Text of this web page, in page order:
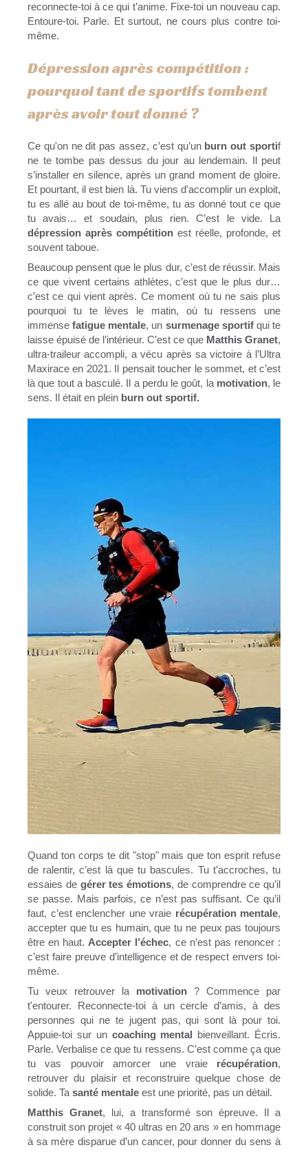
reconnecte-toi à ce qui t’anime. Fixe-toi un nouveau cap.
Entoure-toi. Parle. Et surtout, ne cours plus contre toi-
même.
Dépression après compétition :
pourquoi tant de sportifs tombent
après avoir tout donné ?
Ce qu'on ne dit pas assez, c’est qu’un burn out sportif
ne te tombe pas dessus du jour au lendemain. Il peut
s’installer en silence, après un grand moment de gloire.
Et pourtant, il est bien là. Tu viens d'accomplir un exploit,
tu es allé au bout de toi-même, tu as donné tout ce que
tu avais… et soudain, plus rien. C’est le vide. La
dépression après compétition est réelle, profonde, et
souvent taboue.
Beaucoup pensent que le plus dur, c’est de réussir. Mais
ce que vivent certains athlètes, c’est que le plus dur…
c’est ce qui vient après. Ce moment où tu ne sais plus
pourquoi tu te lèves le matin, où tu ressens une
immense fatigue mentale, un surmenage sportifqui te
laisse épuisé de l’intérieur. C’est ce que Matthis Granet,
ultra-traileur accompli, a vécu après sa victoire à l’Ultra
Maxirace en 2021. Il pensait toucher le sommet, et c’est
là que tout a basculé. Il a perdu le goût, la motivation, le
sens. Il était en plein burn out sportif.
Quand ton corps te dit "stop" mais que ton esprit refuse
de ralentir, c’est là que tu bascules. Tu t’accroches, tu
essaies degérer tes émotions, de comprendre ce qu’il
se passe. Mais parfois, ce n’est pas suffisant. Ce qu’il
faut, c’est enclencher une vraie récupération mentale,
accepter que tu es humain, que tu ne peux pas toujours
être en haut. Accepter l’échec, ce n’est pas renoncer :
c’est faire preuve d’intelligence et de respect envers toi-
même.
Tu veux retrouver la motivation ? Commence par
t'entourer. Reconnecte-toi à un cercle d’amis, à des
personnes qui ne te jugent pas, qui sont là pour toi.
Appuie-toi sur un coaching mental bienveillant. Écris.
Parle. Verbalise ce que tu ressens. C’est comme ça que
tu vas pouvoir amorcer une vraie récupération,
retrouver du plaisir et reconstruire quelque chose de
solide. Ta santé mentale est une priorité, pas un détail.
Matthis Granet, lui, a transformé son épreuve. Il a
construit son projet « 40 ultras en 20 ans » en hommage
à sa mère disparue d’un cancer, pour donner du sens à